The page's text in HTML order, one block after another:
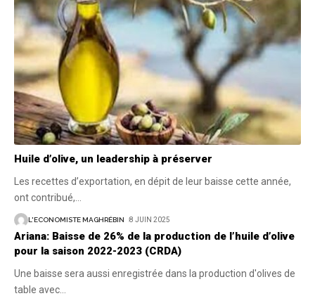
Huile d’olive, un leadership à préserver
Les recettes d’exportation, en dépit de leur baisse cette année,
ont contribué,
L'ECONOMISTE MAGHRÉBIN 8 JUIN 2025
Ariana: Baisse de 26% de la production de l’huile d’olive
pour la saison 2022-2023 (CRDA)
Une baisse sera aussi enregistrée dans la production d'olives de
table avec